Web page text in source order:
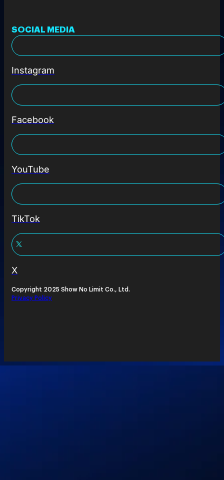
SOCIAL MEDIA
Instagram
Facebook
YouTube
TikTok
X
Copyright 2025 Show No Limit Co., Ltd.
Privacy Policy